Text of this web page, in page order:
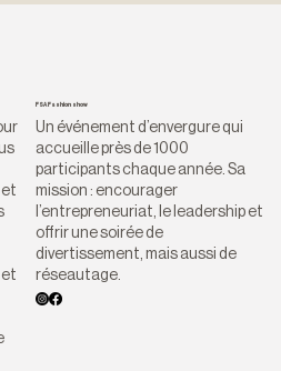
FSA Fashion show
Un événement d’envergure qui
accueille près de 1000
participants chaque année. Sa
mission : encourager
l’entrepreneuriat, le leadership et
offrir une soirée de
divertissement, mais aussi de
réseautage.